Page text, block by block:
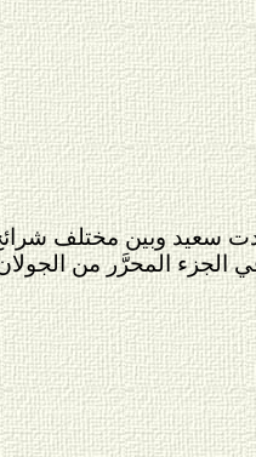
سعيد وبين مختلف
الجزء المحرَّر من